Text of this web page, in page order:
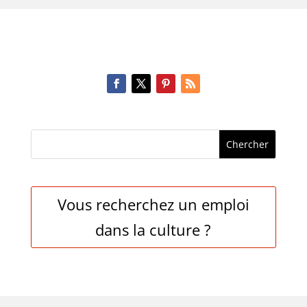
Vous recherchez un emploi
dans la culture ?